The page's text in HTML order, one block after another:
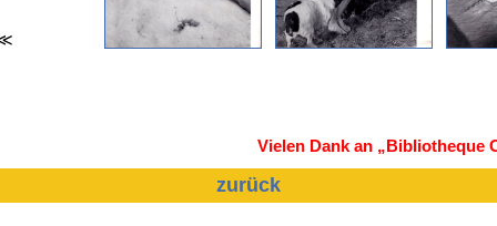
Vielen Dank an „Bibliotheque
zurück